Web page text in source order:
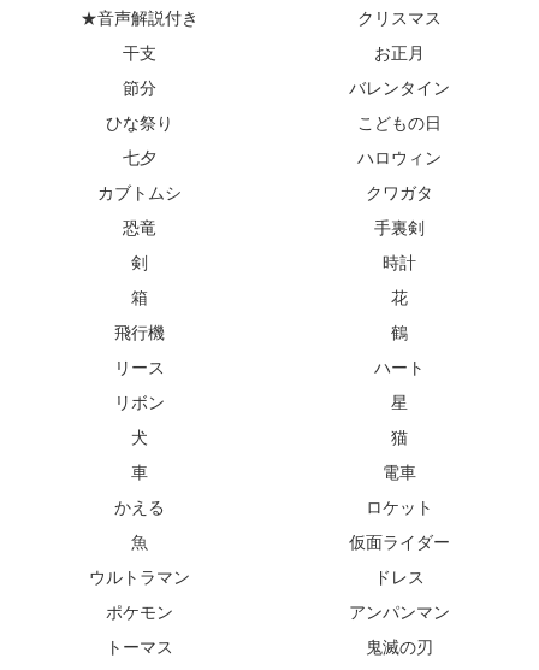
★音声解説付き
クリスマス
干支
お正月
節分
バレンタイン
ひな祭り
こどもの日
七夕
ハロウィン
カブトムシ
クワガタ
恐竜
手裏剣
剣
時計
箱
花
飛行機
鶴
リース
ハート
リボン
星
犬
猫
車
電車
かえる
ロケット
魚
仮面ライダー
ウルトラマン
ドレス
ポケモン
アンパンマン
トーマス
鬼滅の刃